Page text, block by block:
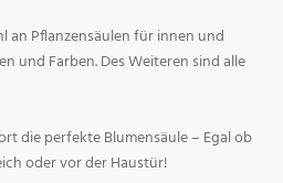
an Pflanzensäulen für innen und
und Farben. Des Weiteren sind alle
die perfekte Blumensäule – Egal ob
oder vor der Haustür!